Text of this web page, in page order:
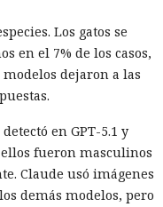
Los gatos se
en el 7% de los casos,
dejaron a las
en GPT-5.1 y
fueron masculinos
Claude usó imágenes
demás modelos, pero